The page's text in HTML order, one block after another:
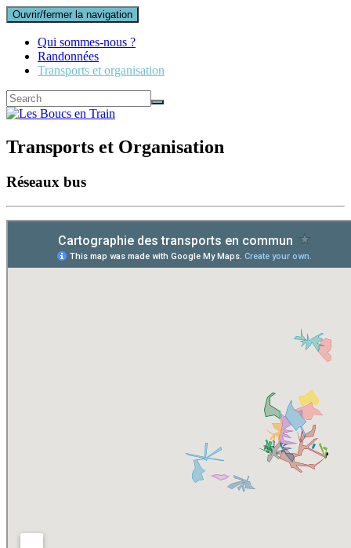
Ouvrir/fermer la navigation
Qui sommes-nous ?
Randonnées
Transports et organisation
Transports et Organisation
Réseaux bus